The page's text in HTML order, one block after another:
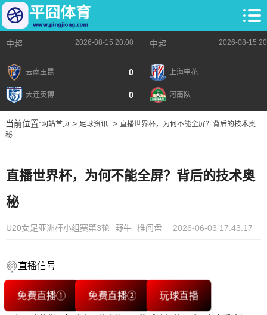
中超 2026-08-15 20:00
云南玉昆 0
大连英博 0
中超 2026-08-15
上海申花
河南队
当前位置: 网站首页> 足球资讯> 直播世界杯，为何不能全屏？背后的技术奥
秘
直播世界杯，为何不能全屏？背后的技术奥
秘
U20女足亚洲杯小组赛第3轮 野牛 椎间盘 2026-06-03 17:43:17
直播信号
免费直播① 免费直播② 玩球直播